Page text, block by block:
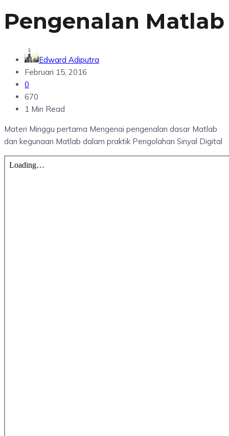
Pengenalan Matlab
Edward Adiputra
Februari 15, 2016
0
670
1 Min Read
Materi Minggu pertama Mengenai pengenalan dasar Matlab
dan kegunaan Matlab dalam praktik Pengolahan Sinyal Digital